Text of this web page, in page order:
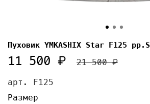
арт. F125
Пуховик YMKASHIX Star F125 рр.S
11 500 ₽ 21 500 ₽
Размер